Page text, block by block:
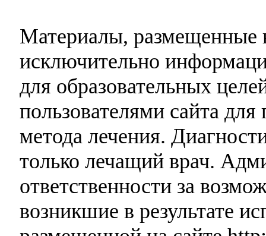
Материалы, размещенные
исключительно
для образовательных
пользователями сайта
метода лечения.
только лечащий врач.
ответственности за
возникшие в результате